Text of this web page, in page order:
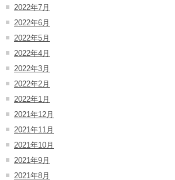
2022年7月
2022年6月
2022年5月
2022年4月
2022年3月
2022年2月
2022年1月
2021年12月
2021年11月
2021年10月
2021年9月
2021年8月